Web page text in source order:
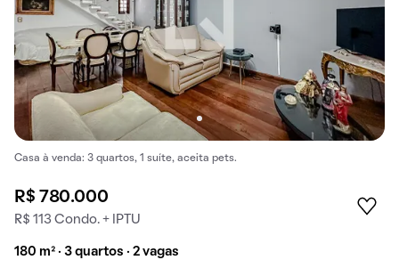
Casa à venda: 3 quartos, 1 suíte, aceita pets.
R$ 780.000
R$ 113 Condo. + IPTU
180 m² · 3 quartos · 2 vagas